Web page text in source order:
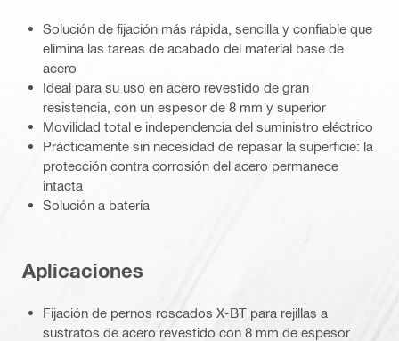
Solución de fijación más rápida, sencilla y confiable que
elimina las tareas de acabado del material base de
acero
Ideal para su uso en acero revestido de gran
resistencia, con un espesor de 8 mm y superior
Movilidad total e independencia del suministro eléctrico
Prácticamente sin necesidad de repasar la superficie: la
protección contra corrosión del acero permanece
intacta
Solución a batería
Aplicaciones
Fijación de pernos roscados X-BT para rejillas a
sustratos de acero revestido con 8 mm de espesor